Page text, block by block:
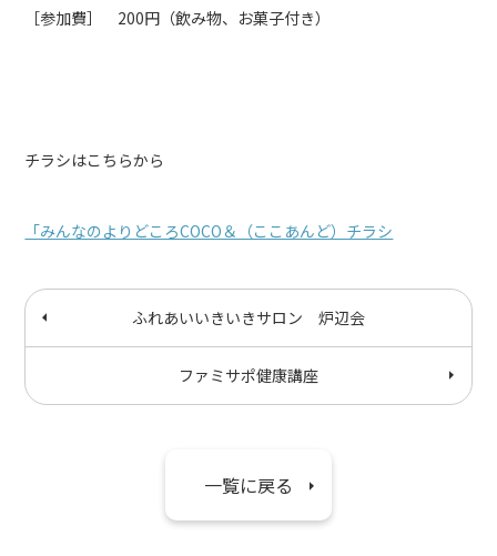
［参加費］ 200円（飲み物、お菓子付き）
チラシはこちらから
「みんなのよりどころCOCO＆（ここあんど）チラシ
ふれあいいきいきサロン 炉辺会
ファミサポ健康講座
一覧に戻る